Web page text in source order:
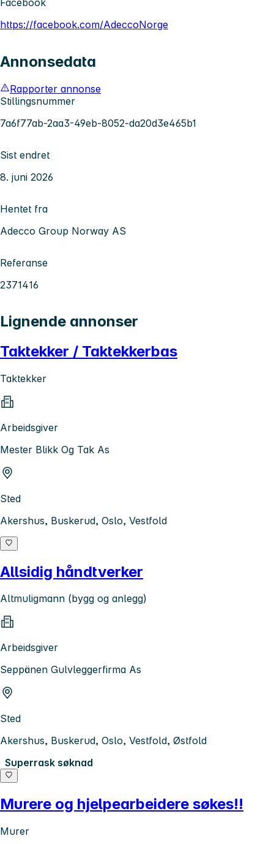
https://facebook.com/AdeccoNorge
Annonsedata
Rapporter annonse
Stillingsnummer
7a6f77ab-2aa3-49eb-8052-da20d3e465b1
Sist endret
8. juni 2026
Hentet fra
Adecco Group Norway AS
Referanse
2371416
Lignende annonser
Taktekker / Taktekkerbas
Taktekker
Arbeidsgiver
Mester Blikk Og Tak As
Sted
Akershus, Buskerud, Oslo, Vestfold
Allsidig håndtverker
Altmuligmann (bygg og anlegg)
Arbeidsgiver
Seppänen Gulvleggerfirma As
Sted
Akershus, Buskerud, Oslo, Vestfold, Østfold
Superrask søknad
Murere og hjelpearbeidere søkes!!
Murer